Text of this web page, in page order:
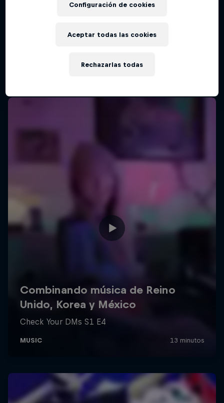
Configuración de cookies
Rechazarlas todas
Aceptar todas las cookies